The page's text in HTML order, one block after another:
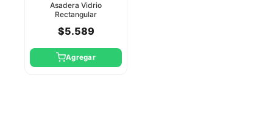
Asadera Vidrio
Rectangular
$5.589
Agregar